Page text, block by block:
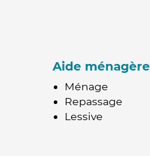
Aide ménagère
Ménage
Repassage
Lessive